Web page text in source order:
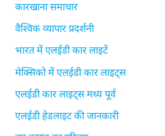
कारखाना समाचार
वैश्विक व्यापार प्रदर्शनी
भारत में एलईडी कार लाइटें
मेक्सिको में एलईडी कार लाइट्स
एलईडी कार लाइट्स मध्य पूर्व
एलईडी हेडलाइट की जानकारी